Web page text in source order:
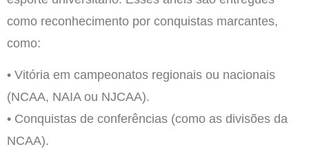
como reconhecimento por conquistas marcantes,
como:
• Vitória em campeonatos regionais ou nacionais
(NCAA, NAIA ou NJCAA).
• Conquistas de conferências (como as divisões da
NCAA).